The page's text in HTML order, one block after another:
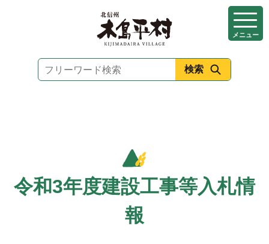
メニュー
令和3年度建設工事等入札情
報